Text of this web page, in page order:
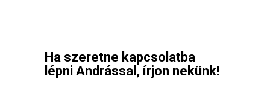
Ha szeretne kapcsolatba
lépni Andrással, írjon nekünk!